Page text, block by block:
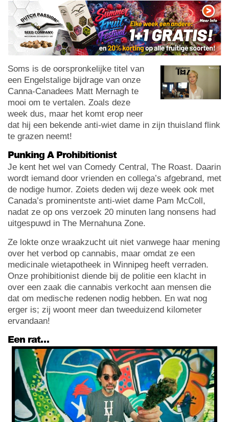
Soms is de oorspronkelijke titel van
een Engelstalige bijdrage van onze
Canna-Canadees Matt Mernagh te
mooi om te vertalen. Zoals deze
week dus, maar het komt erop neer
dat hij een bekende anti-wiet dame in zijn thuisland flink
te grazen neemt!
Punking A Prohibitionist
Je kent het wel van Comedy Central, The Roast. Daarin
wordt iemand door vrienden en collega’s afgebrand, met
de nodige humor. Zoiets deden wij deze week ook met
Canada’s prominentste anti-wiet dame Pam McColl,
nadat ze op ons verzoek 20 minuten lang nonsens had
uitgespuwd in The Mernahuna Zone.
Ze lokte onze wraakzucht uit niet vanwege haar mening
over het verbod op cannabis, maar omdat ze een
medicinale wietapotheek in Winnipeg heeft verraden.
Onze prohibitionist diende bij de politie een klacht in
over een zaak die cannabis verkocht aan mensen die
dat om medische redenen nodig hebben. En wat nog
erger is; zij woont meer dan tweeduizend kilometer
ervandaan!
Een rat…